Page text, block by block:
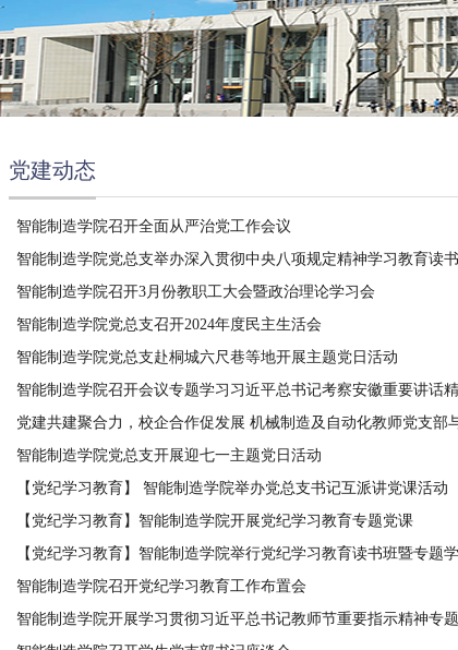
党建动态
智能制造学院召开全面从严治党工作会议
智能制造学院党总支举办深入贯彻中央八项规定精神学习教育读
智能制造学院召开3月份教职工大会暨政治理论学习会
智能制造学院党总支召开2024年度民主生活会
智能制造学院党总支赴桐城六尺巷等地开展主题党日活动
智能制造学院召开会议专题学习习近平总书记考察安徽重要讲话
党建共建聚合力，校企合作促发展 机械制造及自动化教师党支部
智能制造学院党总支开展迎七一主题党日活动
【党纪学习教育】 智能制造学院举办党总支书记互派讲党课活动
【党纪学习教育】智能制造学院开展党纪学习教育专题党课
【党纪学习教育】智能制造学院举行党纪学习教育读书班暨专题
智能制造学院召开党纪学习教育工作布置会
智能制造学院开展学习贯彻习近平总书记教师节重要指示精神专